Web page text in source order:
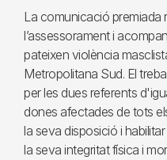
La comunicació premiada
l’assessorament i
pateixen violència
Metropolitana Sud. El
per les dues referents
dones afectades de tots
la seva disposició i
la seva integritat física i